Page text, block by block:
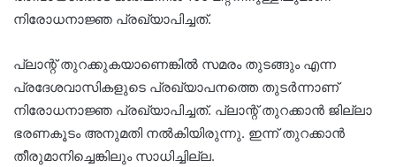
നിരോധനാജ്ഞ പ്രഖ്യാപിച്ചത്.
പ്ലാന്റ് തുറക്കുകയാണെങ്കിൽ സമരം തുടങ്ങും എന്ന
പ്രദേശവാസികളുടെ പ്രഖ്യാപനത്തെ തുടർന്നാണ്
നിരോധനാജ്ഞ പ്രഖ്യാപിച്ചത്. പ്ലാന്റ് തുറക്കാൻ ജില്ലാ
ഭരണകൂടം അനുമതി നൽകിയിരുന്നു. ഇന്ന് തുറക്കാൻ
തീരുമാനിച്ചെങ്കിലും സാധിച്ചില്ല.